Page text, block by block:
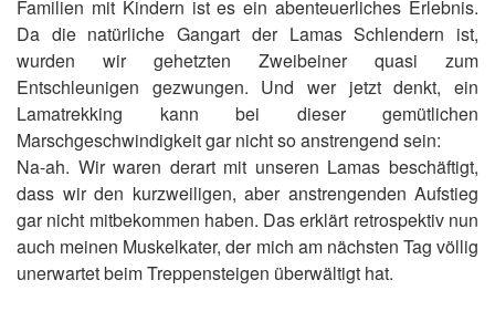
Familien mit Kindern ist es ein abenteuerliches Erlebnis.
Da die natürliche Gangart der Lamas Schlendern ist,
wurden wir gehetzten Zweibeiner quasi zum
Entschleunigen gezwungen. Und wer jetzt denkt, ein
Lamatrekking kann bei dieser gemütlichen
Marschgeschwindigkeit gar nicht so anstrengend sein:
Na-ah. Wir waren derart mit unseren Lamas beschäftigt,
dass wir den kurzweiligen, aber anstrengenden Aufstieg
gar nicht mitbekommen haben. Das erklärt retrospektiv nun
auch meinen Muskelkater, der mich am nächsten Tag völlig
unerwartet beim Treppensteigen überwältigt hat.